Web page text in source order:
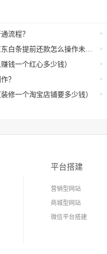
流程？
条提前还款怎么操作未出账？
钱一个红心多少钱）
？
修一个淘宝店铺要多少钱）
平台搭建
营销型网站
商城型网站
微信平台搭建